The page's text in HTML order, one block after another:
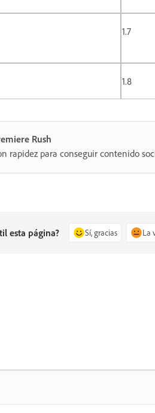
1.7
1.8
Rush
rapidez para conseguir contenido
esta página? Sí, gracias La